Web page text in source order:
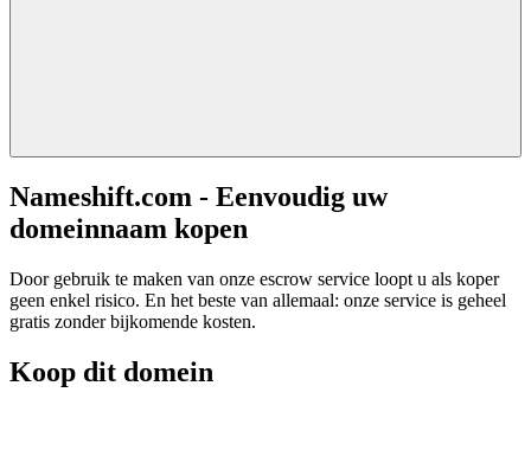
Nameshift.com - Eenvoudig uw
domeinnaam kopen
Door gebruik te maken van onze escrow service loopt u als koper
geen enkel risico. En het beste van allemaal: onze service is geheel
gratis zonder bijkomende kosten.
Koop dit domein